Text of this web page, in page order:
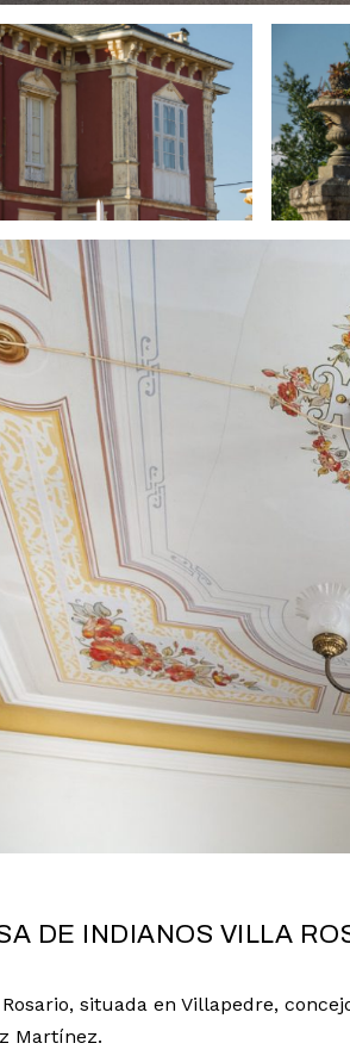
DE INDIANOS VILLA
situada en Villapedre,
Martínez.